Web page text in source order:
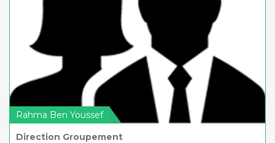
Rahma Ben Youssef
Direction Groupement